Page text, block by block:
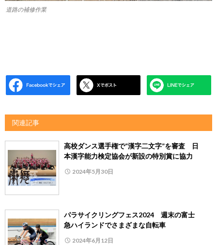
道路の補修作業
関連記事
高校ダンス選手権で“漢字二文字”を審査 日
本漢字能力検定協会が新設の特別賞に協力
2024年5月30日
パラサイクリングフェス2024 週末の富士
急ハイランドでさまざまな自転車
2024年6月12日